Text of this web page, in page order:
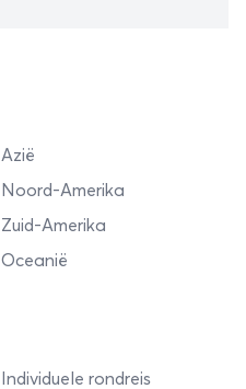
Azië
Noord-Amerika
Zuid-Amerika
Oceanië
Individuele rondreis